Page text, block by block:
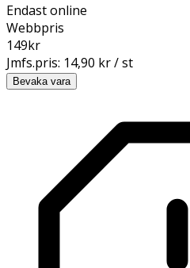
Endast online
Webbpris
149kr
Jmfs.pris: 14,90 kr / st
Bevaka vara